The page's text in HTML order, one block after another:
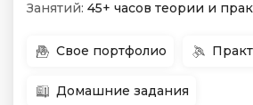
Занятий: 45+ часов теории и
Свое портфолио
Домашние задания